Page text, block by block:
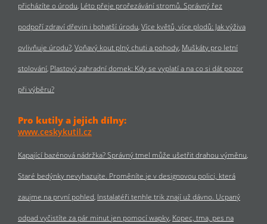
přicházíte o úrodu Léto přeje prořezávání stromů. Správný řez
podpoří zdraví dřevin i bohatší úrodu Více květů, více plodů: Jak výživa
ovlivňuje úrodu? Voňavý kout plný chuti a pohody Muškáty pro letní
stolování Plastový zahradní domek: Kdy se vyplatí a na co si dát pozor
při výběru?
Pro kutily a jejich dílny:
www.ceskykutil.cz
Kapající bazénová nádržka? Správný tmel může ušetřit drahou výměnu
Staré bedýnky nevyhazujte. Proměníte je v designovou polici, která
zaujme na první pohled Instalatéři tenhle trik znají už dávno. Ucpaný
odpad vyčistíte za pár minut jen pomocí wapky Kopec, tma, pes na